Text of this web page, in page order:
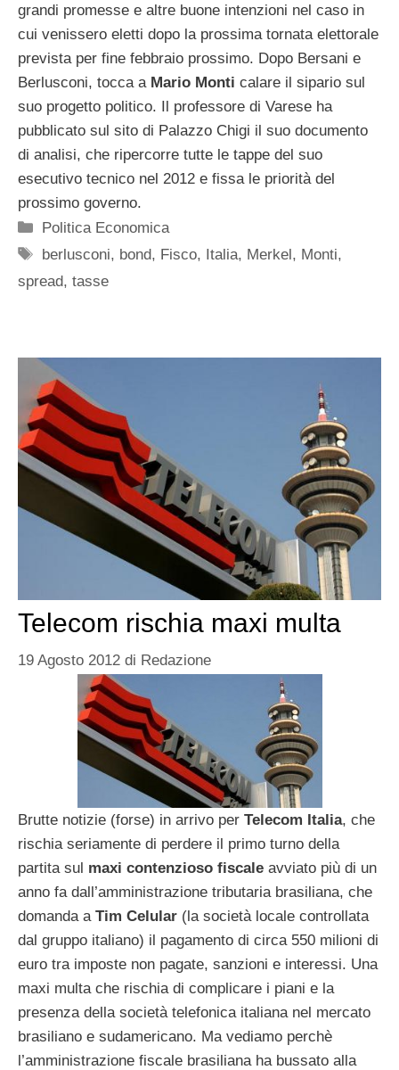
grandi promesse e altre buone intenzioni nel caso in
cui venissero eletti dopo la prossima tornata elettorale
prevista per fine febbraio prossimo. Dopo Bersani e
Berlusconi, tocca a Mario Monti calare il sipario sul
suo progetto politico. Il professore di Varese ha
pubblicato sul sito di Palazzo Chigi il suo documento
di analisi, che ripercorre tutte le tappe del suo
esecutivo tecnico nel 2012 e fissa le priorità del
prossimo governo.
Categorie
Politica Economica
Tag
berlusconi, bond, Fisco, Italia, Merkel, Monti,
spread, tasse
Telecom rischia maxi multa
19 Agosto 2012 di Redazione
Brutte notizie (forse) in arrivo per Telecom Italia, che
rischia seriamente di perdere il primo turno della
partita sul maxi contenzioso fiscale avviato più di un
anno fa dall’amministrazione tributaria brasiliana, che
domanda a Tim Celular (la società locale controllata
dal gruppo italiano) il pagamento di circa 550 milioni di
euro tra imposte non pagate, sanzioni e interessi. Una
maxi multa che rischia di complicare i piani e la
presenza della società telefonica italiana nel mercato
brasiliano e sudamericano. Ma vediamo perchè
l’amministrazione fiscale brasiliana ha bussato alla